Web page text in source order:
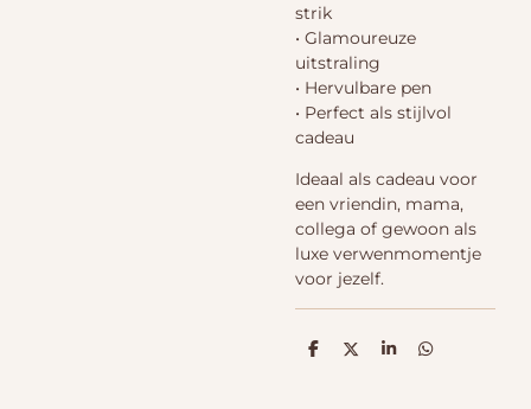
strik
• Glamoureuze
uitstraling
• Hervulbare pen
• Perfect als stijlvol
cadeau
Ideaal als cadeau voor
een vriendin, mama,
collega of gewoon als
luxe verwenmomentje
voor jezelf.
D
D
S
D